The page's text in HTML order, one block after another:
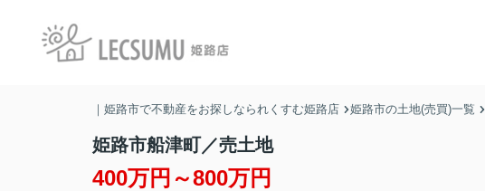
｜姫路市で不動産をお探しなられくすむ姫路店 姫路市の土地(売買)一覧
姫路市船津町／売土地
400万円～800万円